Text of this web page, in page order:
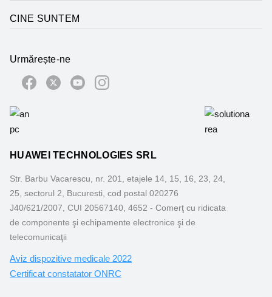
CINE SUNTEM
Urmărește-ne
HUAWEI TECHNOLOGIES SRL
Str. Barbu Vacarescu, nr. 201, etajele 14, 15, 16, 23, 24,
25, sectorul 2, Bucuresti, cod postal 020276
J40/621/2007, CUI 20567140, 4652 - Comerţ cu ridicata
de componente şi echipamente electronice şi de
telecomunicaţii
Aviz dispozitive medicale 2022
Certificat constatator ONRC